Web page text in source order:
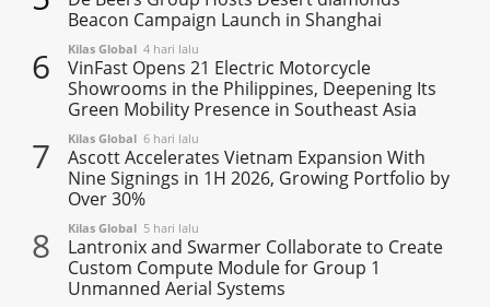
Beacon Campaign Launch in Shanghai
6 Kilas Global 4 hari lalu
VinFast Opens 21 Electric Motorcycle
Showrooms in the Philippines, Deepening Its
Green Mobility Presence in Southeast Asia
7 Kilas Global 6 hari lalu
Ascott Accelerates Vietnam Expansion With
Nine Signings in 1H 2026, Growing Portfolio by
Over 30%
8 Kilas Global 5 hari lalu
Lantronix and Swarmer Collaborate to Create
Custom Compute Module for Group 1
Unmanned Aerial Systems